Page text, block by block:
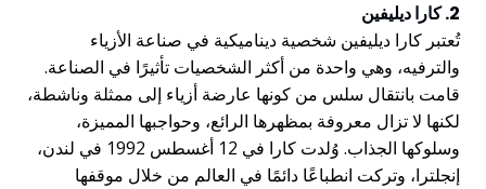
2. كارا ديليفين
تُعتبر كارا ديليفين شخصية ديناميكية في صناعة الأزياء
والترفيه، وهي واحدة من أكثر الشخصيات تأثيرًا في الصناعة.
قامت بانتقال سلس من كونها عارضة أزياء إلى ممثلة وناشطة،
لكنها لا تزال معروفة بمظهرها الرائع، وحواجبها المميزة،
وسلوكها الجذاب. وُلدت كارا في 12 أغسطس 1992 في لندن،
إنجلترا، وتركت انطباعًا دائمًا في العالم من خلال موقفها